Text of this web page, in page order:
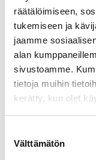
räätälöimiseen,
tukemiseen ja
jaamme
alan
sivustoamme.
tietoja muihin
kerätty, kun olet
valinta
Välttämätön
esityksiä. Yli
kasvanut
tarkoitus